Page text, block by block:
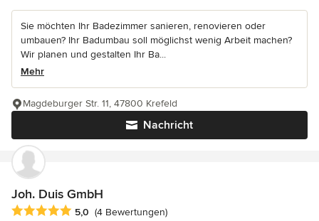
Sie möchten Ihr Badezimmer sanieren, renovieren oder
umbauen? Ihr Badumbau soll möglichst wenig Arbeit machen?
Wir planen und gestalten Ihr Ba...
Mehr
Nachricht
Magdeburger Str. 11, 47800 Krefeld
Joh. Duis GmbH
Durchschnittliche Bewertung: 5 von 5 Sternen
5,0 (4 Bewertungen)